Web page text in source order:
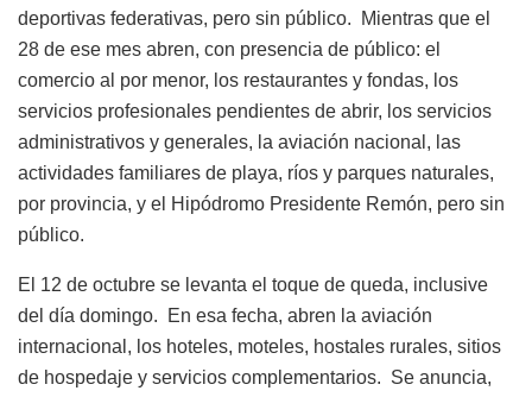
deportivas federativas, pero sin público.
Mientras que el
28 de ese mes abren, con presencia de público: el
comercio al por menor, los restaurantes y fondas, los
servicios profesionales pendientes de abrir, los servicios
administrativos y generales, la aviación nacional, las
actividades familiares de playa, ríos y parques naturales,
por provincia, y el Hipódromo Presidente Remón, pero sin
público.
El 12 de octubre se levanta el toque de queda, inclusive
del día domingo.
En esa fecha, abren la aviación
internacional, los hoteles, moteles, hostales rurales, sitios
de hospedaje y servicios complementarios. Se anuncia,